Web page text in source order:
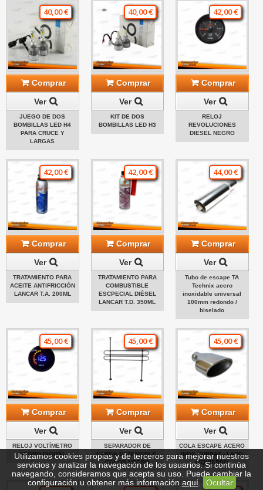
40,00 €
Comprar
Ver
JUEGO DE DOS
BOMBILLAS LED H4
PARA CRUCE Y
LARGAS
40,00 €
Comprar
Ver
KIT DE DOS
BOMBILLAS LED H3
42,00 €
Comprar
Ver
RELOJ
REVOLUCIONES
DIESEL NEGRO
42,00 €
Comprar
Ver
TRATAMIENTO PARA
ACEITE ANTIFRICCIÓN
LANCAR T.A. 200ML
42,00 €
Comprar
Ver
TRATAMIENTO PARA
COMBUSTIBLE
ESCPECIAL DIÉSEL
LANCAR T.D. 350ML
44,00 €
Comprar
Ver
Tubo de escape TA
Technix acero
inoxidable universal
100mm redondo /
biselado
45,00 €
Comprar
Ver
RELOJ VOLTÍMETRO
NEGRO DIGITAL
45,00 €
Comprar
Ver
SEPARADOR DE
CARGA EXTENSIBLE,
COLOR NEGRO
45,00 €
Comprar
Ver
COLA ESCAPE ACERO
INOX CUPRA2 - LADO
IZQUIERDO
Utilizamos cookies propias y de terceros para mejorar nuestros
servicios y analizar la navegación de los usuarios. Si continúa
navegando, consideramos que acepta su uso. Puede cambiar la
configuración u obtener más información aquí. Ocultar